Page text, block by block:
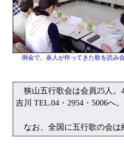
例会で、各人が作ってきた歌を読み
狭山五行歌会は会員25人。
吉川 TEL.04・2954・5006へ。
なお、全国に五行歌の会は